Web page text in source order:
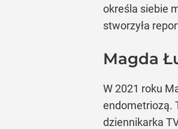
określa siebie
stworzyła
Magda
W 2021 roku
endometriozą.
dziennikarka